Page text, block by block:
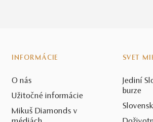
INFORMÁCIE
O nás
Užitočné informácie
Mikuš Diamonds v
SVET
Jediní
burze